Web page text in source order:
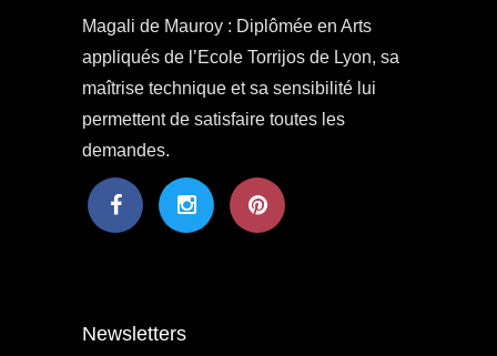
Magali de Mauroy : Diplômée en Arts
appliqués de l’Ecole Torrijos de Lyon, sa
maîtrise technique et sa sensibilité lui
permettent de satisfaire toutes les
demandes.
Newsletters